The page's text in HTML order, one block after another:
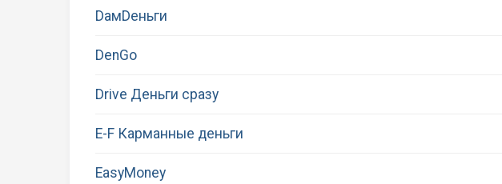
DaмDeньги
DenGo
Drive Деньги сразу
E-F Карманные деньги
EasyMoney